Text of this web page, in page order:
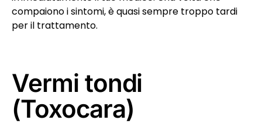
compaiono i sintomi, è quasi sempre troppo tardi
per il trattamento.
Vermi tondi
(Toxocara)